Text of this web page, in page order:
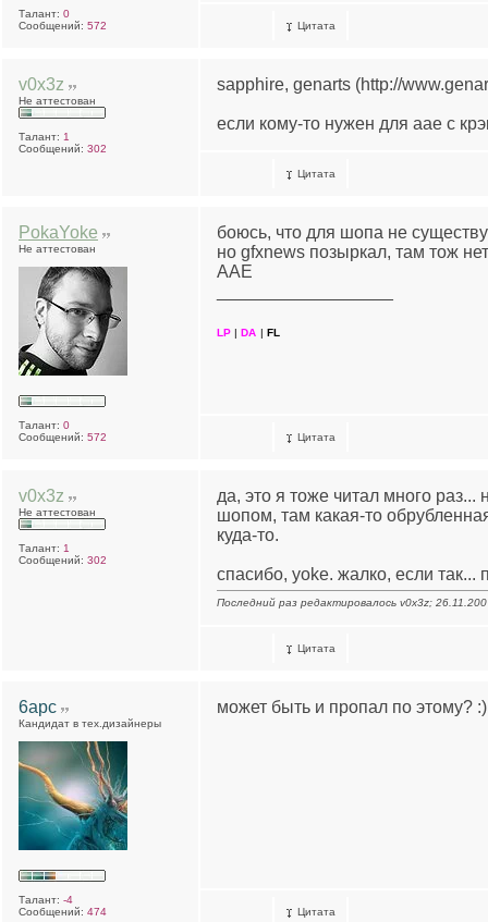
Талант: 0
Сообщений: 572 Цитата
v0x3z
Не аттестован
Талант: 1
Сообщений: 302
sapphire, genarts (http://
если кому-то нужен для aae с
Цитата
PokaYoke
Не аттестован
Талант: 0
Сообщений: 572
боюсь, что для шопа не
но gfxnews позыркал, там тож
AAE
LP | DA | FL
Цитата
v0x3z
Не аттестован
Талант: 1
Сообщений: 302
да, это я тоже читал много раз...
шопом, там какая-то
куда-то.
спасибо, yoke. жалко, если так...
Последний раз редактировалось v0x3z;
Цитата
6apc
Кандидат в тех.дизайнеры
Талант: -4
Сообщений: 474
может быть и пропал по этому? :)
Цитата